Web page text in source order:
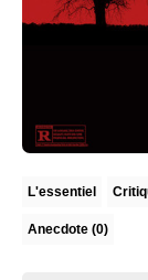
L'essentiel
Anecdote (0)